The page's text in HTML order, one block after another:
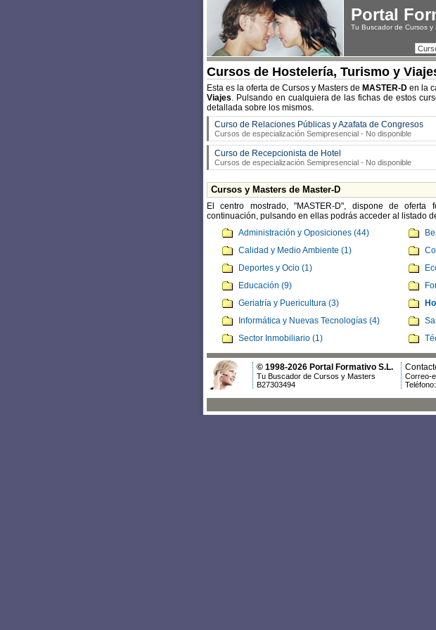
Portal
Tu Buscador de Cursos y
Cursos de Hostelería, Turismo y
Esta es la oferta de Cursos y Masters de MASTER-D en la
Viajes. Pulsando en cualquiera de las fichas de estos
detallada sobre los mismos.
Curso de Relaciones Públicas y Azafata de Congresos
Cursos de especialización Semipresencial - No disponible
Curso de Recepcionista de Hotel
Cursos de especialización Semipresencial - No disponible
Cursos y Masters de Master-D
El centro mostrado, "MASTER-D", dispone de
continuación, pulsando en ellas podrás acceder al listado
Administración y Oposiciones (44)
Calidad y Medio Ambiente (1)
Deportes y Ocio (1)
Educación (9)
Geriatría y Puericultura (3)
Informática y Nuevas Tecnologías (4)
Sector Inmobiliario (1)
© 1998-2026 Portal Formativo S.L.
Tu Buscador de Cursos y Masters
B27303494
Correo-